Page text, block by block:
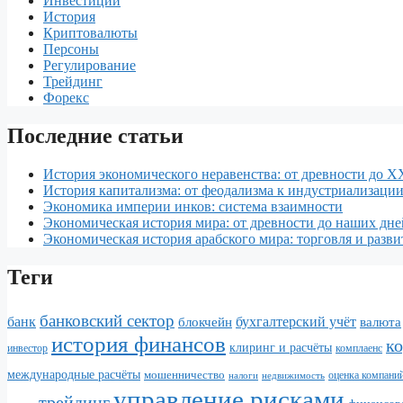
История
Криптовалюты
Персоны
Регулирование
Трейдинг
Форекс
Последние статьи
История экономического неравенства: от древности до
История капитализма: от феодализма к индустриализации
Экономика империи инков: система взаимности
Экономическая история мира: от древности до наших
Экономическая история арабского мира: торговля и
Теги
банк банковский сектор блокчейн бухгалтерский учёт валюта
инвестор история финансов клиринг и расчёты комплаенс
международные расчёты мошенничество налоги недвижимость оценка